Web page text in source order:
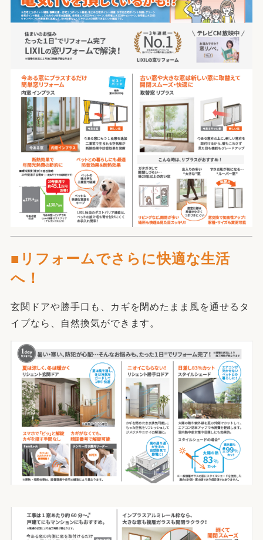
■リフォームでさらに快適な生活
へ！
玄関ドアや勝手口も、カギを閉めたまま風を通せるタ
イプなら、自然換気ができます。